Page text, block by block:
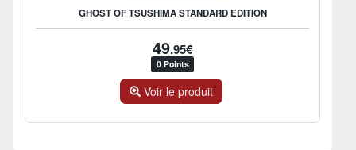
GHOST OF TSUSHIMA STANDARD EDITION
49.95€
0 Points
Voir le produit